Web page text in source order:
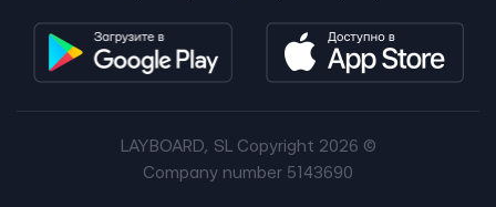
LAYBOARD, SL Copyright 2026 ©
Company number 5143690